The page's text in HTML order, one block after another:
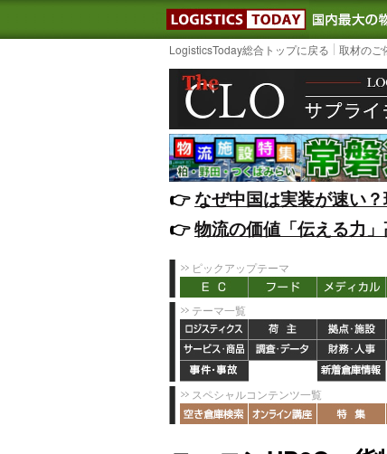
LogisticsToday総合トップに戻る 取材のご
👉️なぜ中国は実装が速い
👉️物流の価値「伝える力
ピックアップテーマ
テーマ一覧
スペシャルコンテンツ一覧